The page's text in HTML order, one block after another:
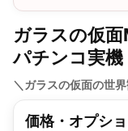
ガラスの仮
パチンコ実機
＼ガラスの仮面の世
価格・オプシ